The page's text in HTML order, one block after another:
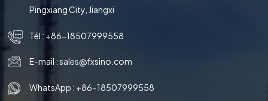
Pingxiang City, Jiangxi
Tél : +86-18507999558
E-mail :sales@fxsino.com
WhatsApp : +86-18507999558